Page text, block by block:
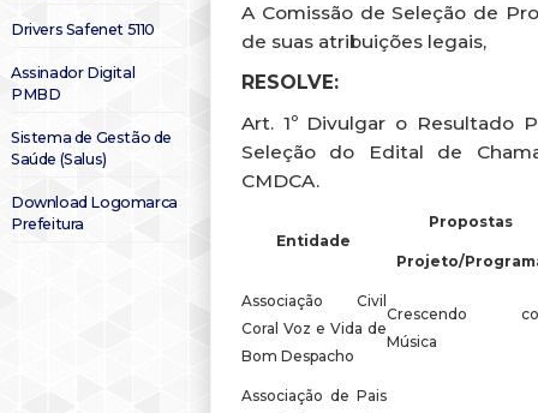
Drivers Safenet 5110
Assinador Digital
PMBD
Sistema de Gestão de
Saúde (Salus)
Download Logomarca
Prefeitura
A Comissão de Seleção de
de suas atribuições legais,
RESOLVE:
Art. 1º Divulgar o Resultado
Seleção do Edital de
CMDCA.
Entidade
Propostas
Projeto/
Associação Civil
Coral Voz e Vida de
Bom Despacho
Crescendo
Música
Associação de Pais